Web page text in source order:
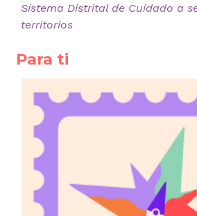
Sistema Distrital de Cuidado a
territorios
Para ti